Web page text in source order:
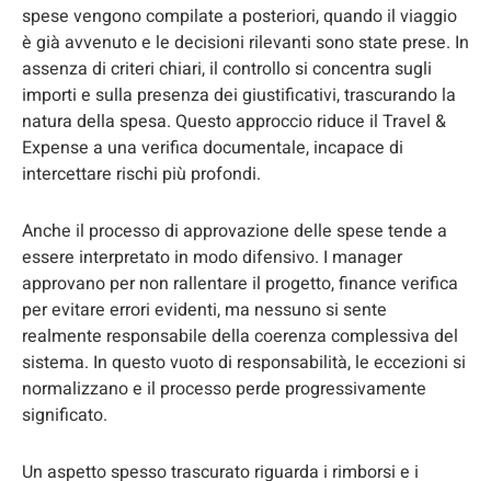
spese vengono compilate a posteriori, quando il viaggio
è già avvenuto e le decisioni rilevanti sono state prese. In
assenza di criteri chiari, il controllo si concentra sugli
importi e sulla presenza dei giustificativi, trascurando la
natura della spesa. Questo approccio riduce il Travel &
Expense a una verifica documentale, incapace di
intercettare rischi più profondi.
Anche il processo di approvazione delle spese tende a
essere interpretato in modo difensivo. I manager
approvano per non rallentare il progetto, finance verifica
per evitare errori evidenti, ma nessuno si sente
realmente responsabile della coerenza complessiva del
sistema. In questo vuoto di responsabilità, le eccezioni si
normalizzano e il processo perde progressivamente
significato.
Un aspetto spesso trascurato riguarda i rimborsi e i